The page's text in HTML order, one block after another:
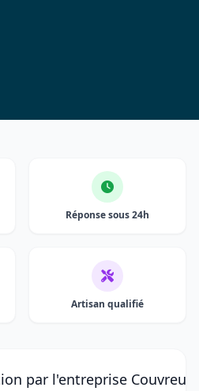
Réponse sous 24h
Artisan qualifié
par l'entreprise Couvreur